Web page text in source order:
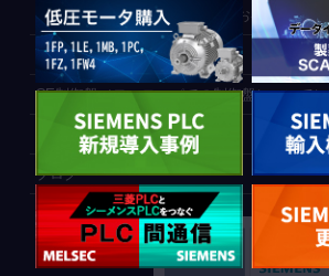
自動化設備をご検討されているお客様へ
WEB会員登録フォーム
CE制御盤（ヨーロッパでの制御盤について）
PLC間通信
ブログ